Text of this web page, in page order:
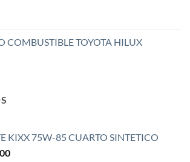
COMBUSTIBLE TOYOTA HILUX
KIXX 75W-85 CUARTO SINTETICO